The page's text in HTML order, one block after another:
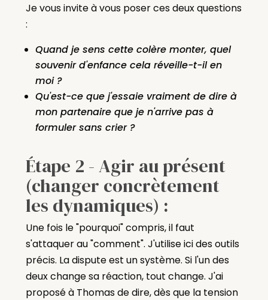
Je vous invite à vous poser ces deux questions
:
Quand je sens cette colère monter, quel
souvenir d'enfance cela réveille-t-il en
moi ?
Qu'est-ce que j'essaie vraiment de dire à
mon partenaire que je n'arrive pas à
formuler sans crier ?
Étape 2 - Agir au présent
(changer concrètement
les dynamiques) :
Une fois le "pourquoi" compris, il faut
s'attaquer au "comment". J'utilise ici des outils
précis. La dispute est un système. Si l'un des
deux change sa réaction, tout change. J'ai
proposé à Thomas de dire, dès que la tension